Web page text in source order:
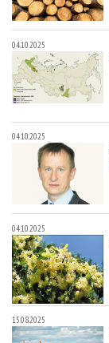
04.10.2025
04.10.2025
04.10.2025
15.08.2025